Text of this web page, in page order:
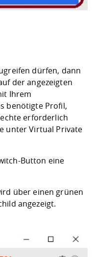
dürfen, dann
der angezeigten
Ihrem
benötigte Profil,
erforderlich
unter Virtual Private
Button eine
über einen grünen
angezeigt.